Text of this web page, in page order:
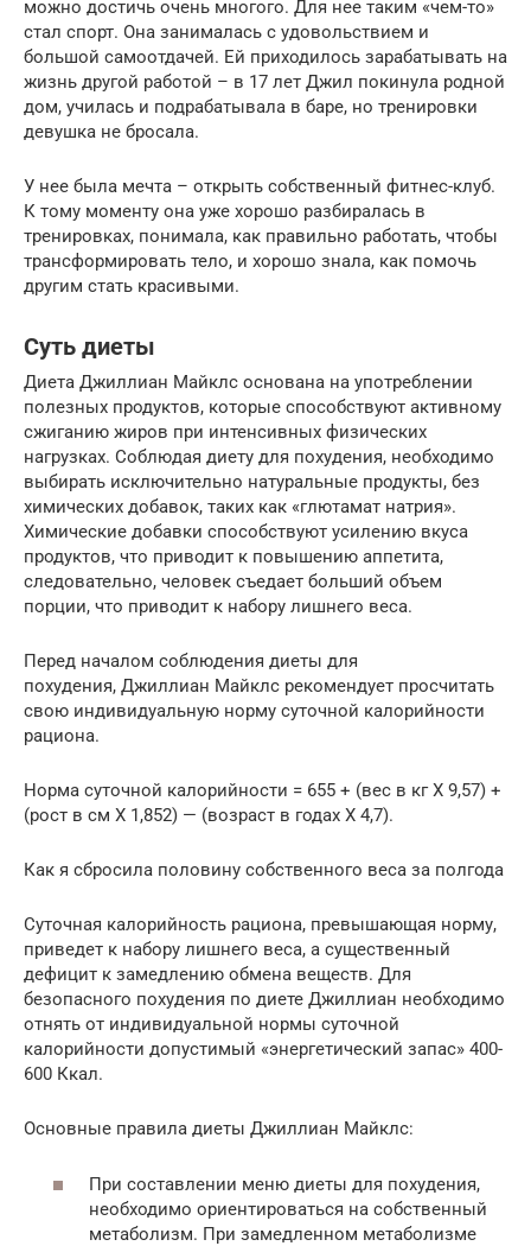
можно достичь очень многого. Для нее таким «чем-то»
стал спорт. Она занималась с удовольствием и
большой самоотдачей. Ей приходилось зарабатывать на
жизнь другой работой – в 17 лет Джил покинула родной
дом, училась и подрабатывала в баре, но тренировки
девушка не бросала.
У нее была мечта – открыть собственный фитнес-клуб.
К тому моменту она уже хорошо разбиралась в
тренировках, понимала, как правильно работать, чтобы
трансформировать тело, и хорошо знала, как помочь
другим стать красивыми.
Суть диеты
Диета Джиллиан Майклс основана на употреблении
полезных продуктов, которые способствуют активному
сжиганию жиров при интенсивных физических
нагрузках. Соблюдая диету для похудения, необходимо
выбирать исключительно натуральные продукты, без
химических добавок, таких как «глютамат натрия».
Химические добавки способствуют усилению вкуса
продуктов, что приводит к повышению аппетита,
следовательно, человек съедает больший объем
порции, что приводит к набору лишнего веса.
Перед началом соблюдения диеты для
похудения, Джиллиан Майклс рекомендует просчитать
свою индивидуальную норму суточной калорийности
рациона.
Норма суточной калорийности = 655 + (вес в кг X 9,57) +
(рост в см X 1,852) — (возраст в годах X 4,7).
Как я сбросила половину собственного веса за полгода
Суточная калорийность рациона, превышающая норму,
приведет к набору лишнего веса, а существенный
дефицит к замедлению обмена веществ. Для
безопасного похудения по диете Джиллиан необходимо
отнять от индивидуальной нормы суточной
калорийности допустимый «энергетический запас» 400-
600 Ккал.
Основные правила диеты Джиллиан Майклс:
При составлении меню диеты для похудения,
необходимо ориентироваться на собственный
метаболизм. При замедленном метаболизме